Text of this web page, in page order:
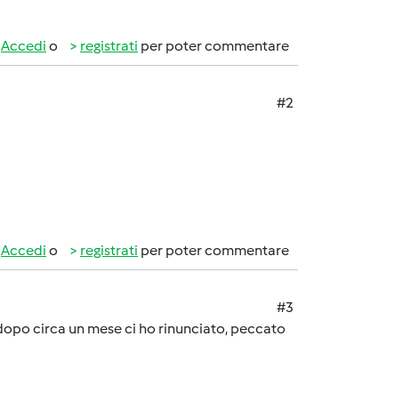
Accedi o registrati per poter commentare
#2
Accedi o registrati per poter commentare
#3
circa un mese ci ho rinunciato, peccato